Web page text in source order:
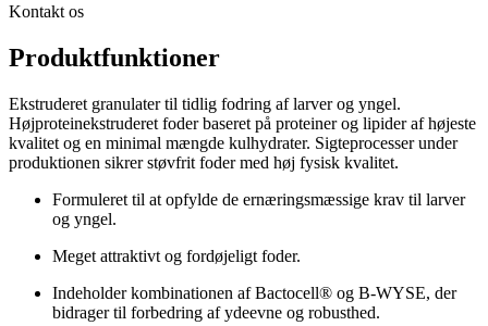
Kontakt os
Produktfunktioner
Ekstruderet granulater til tidlig fodring af larver og yngel.
Højproteinekstruderet foder baseret på proteiner og lipider af højeste
kvalitet og en minimal mængde kulhydrater. Sigteprocesser under
produktionen sikrer støvfrit foder med høj fysisk kvalitet.
Formuleret til at opfylde de ernæringsmæssige krav til larver
og yngel.
Meget attraktivt og fordøjeligt foder.
Indeholder kombinationen af Bactocell® og B-WYSE, der
bidrager til forbedring af ydeevne og robusthed.